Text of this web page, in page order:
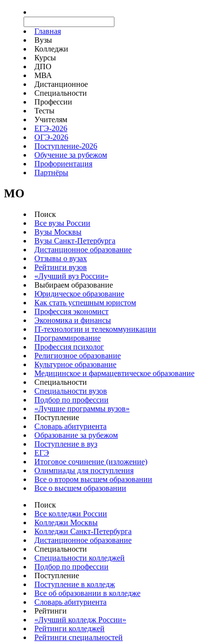
Главная
Вузы
Колледжи
Курсы
ДПО
МВА
Дистанционное
Специальности
Профессии
Тесты
Учителям
ЕГЭ-2026
ОГЭ-2026
Поступление-2026
Обучение за рубежом
Профориентация
Партнёры
MO
Поиск
Все вузы России
Вузы Москвы
Вузы Санкт-Петербурга
Дистанционное образование
Отзывы о вузах
Рейтинги вузов
«Лучший вуз России»
Выбираем образование
Юридическое образование
Как стать успешным юристом
Профессия экономист
Экономика и финансы
IT-технологии и телекоммуникации
Программирование
Профессия психолог
Религиозное образование
Культурное образование
Медицинское и фармацевтическое образование
Специальности
Специальности вузов
Подбор по профессии
«Лучшие программы вузов»
Поступление
Словарь абитуриента
Образование за рубежом
Поступление в вуз
ЕГЭ
Итоговое сочинение (изложение)
Олимпиады для поступления
Все о втором высшем образовании
Все о высшем образовании
Поиск
Все колледжи России
Колледжи Москвы
Колледжи Санкт-Петербурга
Дистанционное образование
Специальности
Специальности колледжей
Подбор по профессии
Поступление
Поступление в колледж
Все об образовании в колледже
Словарь абитуриента
Рейтинги
«Лучший колледж России»
Рейтинги колледжей
Рейтинги специальностей